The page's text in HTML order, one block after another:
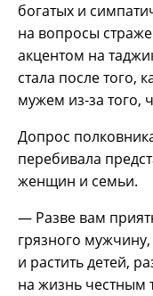
богатых и
на вопросы
акцентом на
стала после того,
мужем из-за того,
Допрос
перебивала
женщин и семьи.
— Разве вам
грязного
и растить детей,
на жизнь честным